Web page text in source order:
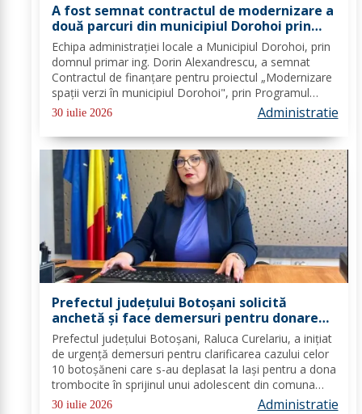
A fost semnat contractul de modernizare a
două parcuri din municipiul Dorohoi prin
fonduri europene
Echipa administrației locale a Municipiul Dorohoi, prin
domnul primar ing. Dorin Alexandrescu, a semnat
Contractul de finanțare pentru proiectul „Modernizare
spații verzi în municipiul Dorohoi", prin Programul
Regional 2021–2027 - Prioritatea de investiții 3. Nord-
30 iulie 2026 Administratie
Prefectul județului Botoșani solicită
anchetă și face demersuri pentru donarea
de trombocite direct la Botoșani în cazul
adolescentului din Tudora
Prefectul județului Botoșani, Raluca Curelariu, a inițiat
de urgență demersuri pentru clarificarea cazului celor
10 botoșăneni care s-au deplasat la Iași pentru a dona
trombocite în sprijinul unui adolescent din comuna
Tudora, însă nu au putut dona. Au fost transmise
30 iulie 2026 Administratie